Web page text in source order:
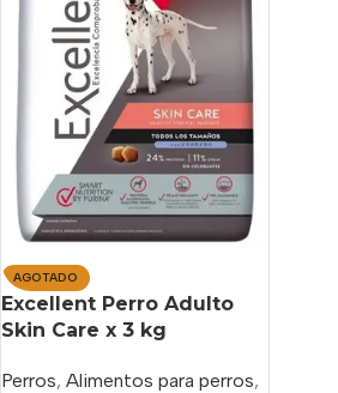
AGOTADO
Excellent Perro Adulto
Skin Care x 3 kg
Perros, Alimentos para perros,